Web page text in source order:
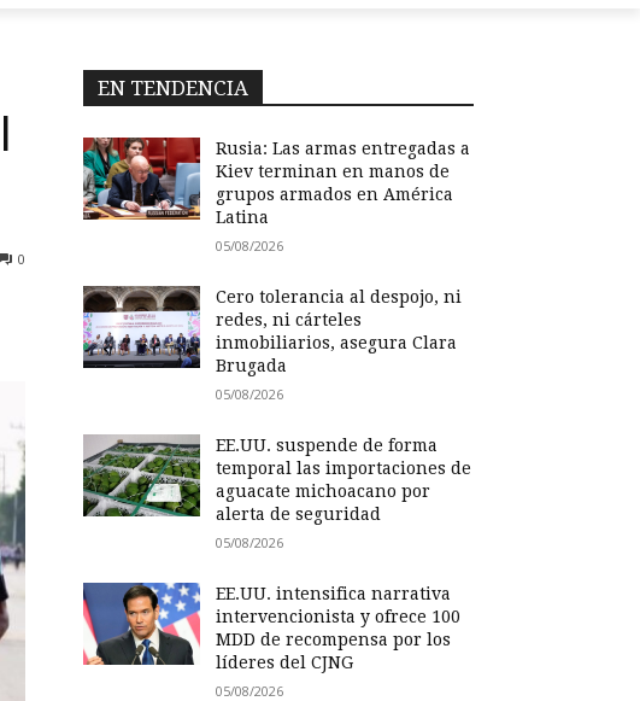
0
EN TENDENCIA
Rusia: Las armas entregadas a
Kiev terminan en manos de
grupos armados en América
Latina
05/08/2026
Cero tolerancia al despojo, ni
redes, ni cárteles
inmobiliarios, asegura Clara
Brugada
05/08/2026
EE.UU. suspende de forma
temporal las importaciones de
aguacate michoacano por
alerta de seguridad
05/08/2026
EE.UU. intensifica narrativa
intervencionista y ofrece 100
MDD de recompensa por los
líderes del CJNG
05/08/2026